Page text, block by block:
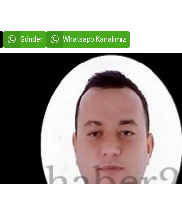
Gönder Whatsapp Kanalımız